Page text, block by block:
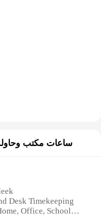
ساعات مكتب
Desk Timekeeping
Office, School